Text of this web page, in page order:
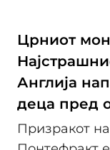
Црниот
Англија
деца пред
Призракот